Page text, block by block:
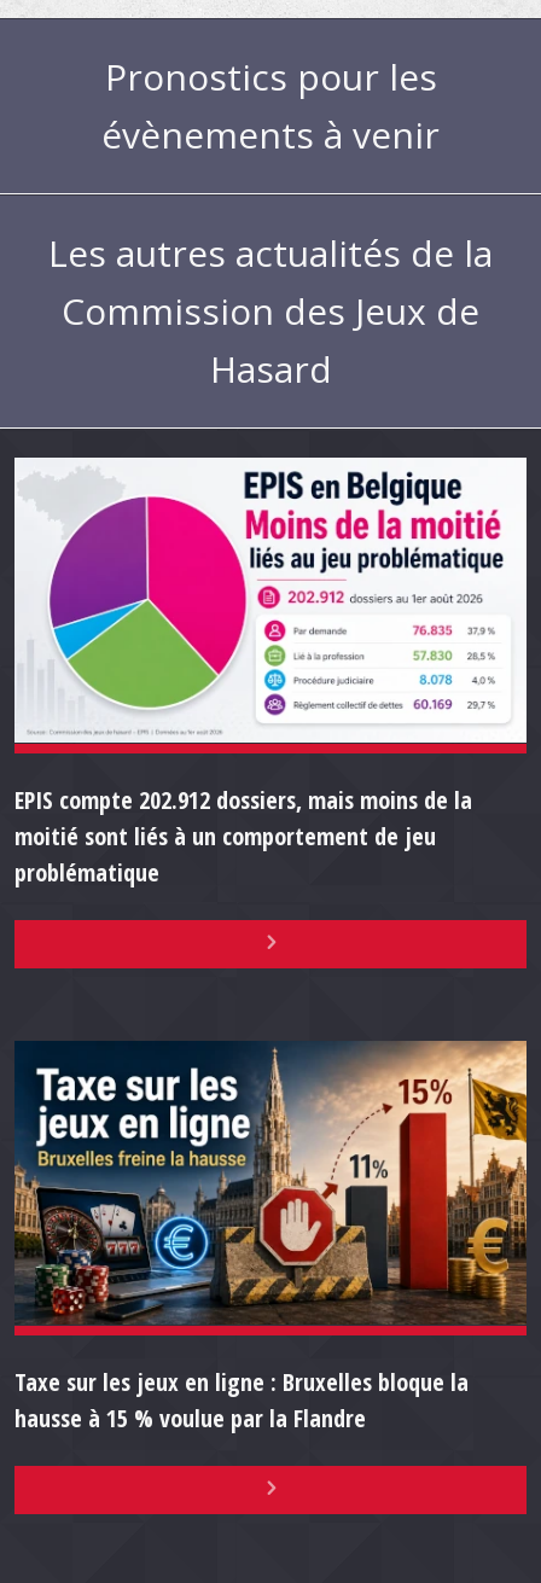
Pronostics pour les
évènements à venir
Les autres actualités de la
Commission des Jeux de
Hasard
EPIS compte 202.912 dossiers, mais moins de la
moitié sont liés à un comportement de jeu
problématique
Taxe sur les jeux en ligne : Bruxelles bloque la
hausse à 15 % voulue par la Flandre